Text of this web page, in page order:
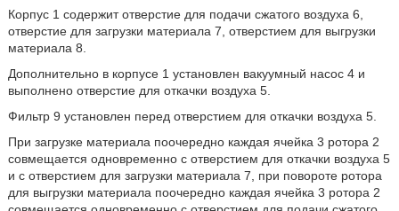
Корпус 1 содержит отверстие для подачи сжатого воздуха 6,
отверстие для загрузки материала 7, отверстием для выгрузки
материала 8.
Дополнительно в корпусе 1 установлен вакуумный насос 4 и
выполнено отверстие для откачки воздуха 5.
Фильтр 9 установлен перед отверстием для откачки воздуха 5.
При загрузке материала поочередно каждая ячейка 3 ротора 2
совмещается одновременно с отверстием для откачки воздуха 5
и с отверстием для загрузки материала 7, при повороте ротора
для выгрузки материала поочередно каждая ячейка 3 ротора 2